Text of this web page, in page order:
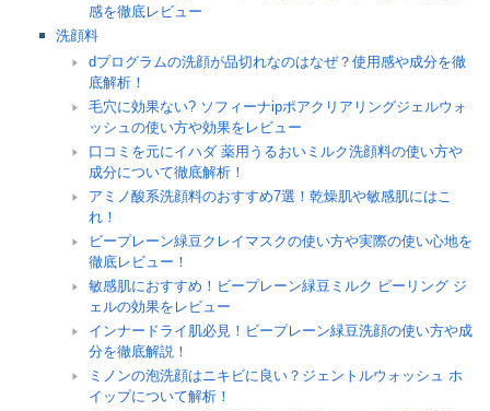
感を徹底レビュー
洗顔料
dプログラムの洗顔が品切れなのはなぜ？使用感や成分を徹
底解析！
毛穴に効果ない? ソフィーナipポアクリアリングジェルウォ
ッシュの使い方や効果をレビュー
口コミを元にイハダ 薬用うるおいミルク洗顔料の使い方や
成分について徹底解析！
アミノ酸系洗顔料のおすすめ7選！乾燥肌や敏感肌にはこ
れ！
ビープレーン緑豆クレイマスクの使い方や実際の使い心地を
徹底レビュー！
敏感肌におすすめ！ビープレーン緑豆ミルク ピーリング ジ
ェルの効果をレビュー
インナードライ肌必見！ビープレーン緑豆洗顔の使い方や成
分を徹底解説！
ミノンの泡洗顔はニキビに良い？ジェントルウォッシュ ホ
イップについて解析！